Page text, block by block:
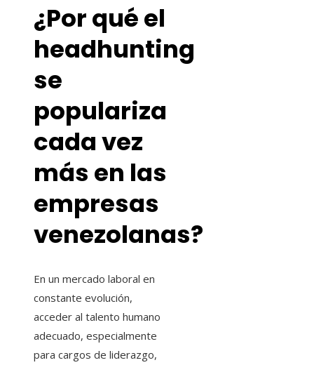
¿Por qué el
headhunting
se
populariza
cada vez
más en las
empresas
venezolanas?
En un mercado laboral en
constante evolución,
acceder al talento humano
adecuado, especialmente
para cargos de liderazgo,